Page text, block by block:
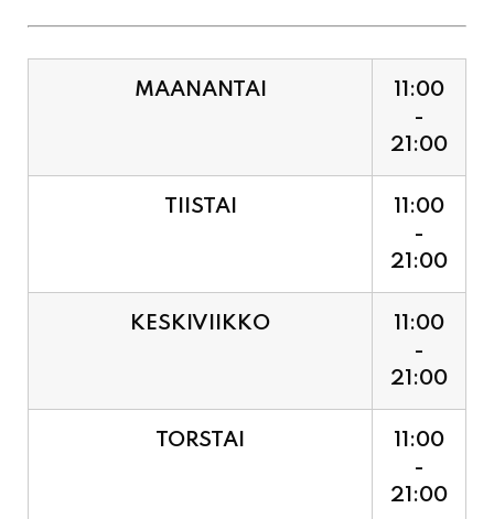
MAANANTAI
11:00
-
21:00
TIISTAI
11:00
-
21:00
KESKIVIIKKO
11:00
-
21:00
TORSTAI
11:00
-
21:00